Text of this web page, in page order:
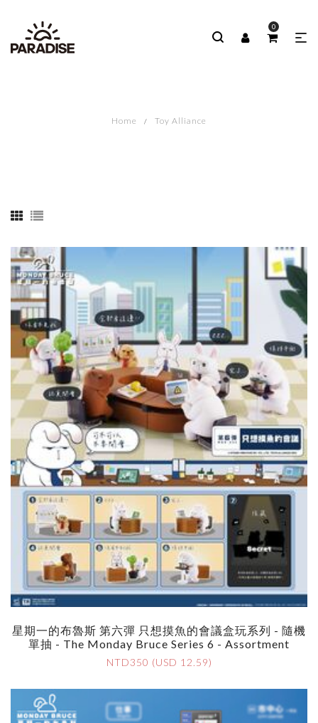
0
Home Toy Alliance
星期一的布魯斯 第六彈 只想摸魚的會議盒玩系列 - 隨機
單抽 - The Monday Bruce Series 6 - Assortment
NTD350 (USD 12.59)